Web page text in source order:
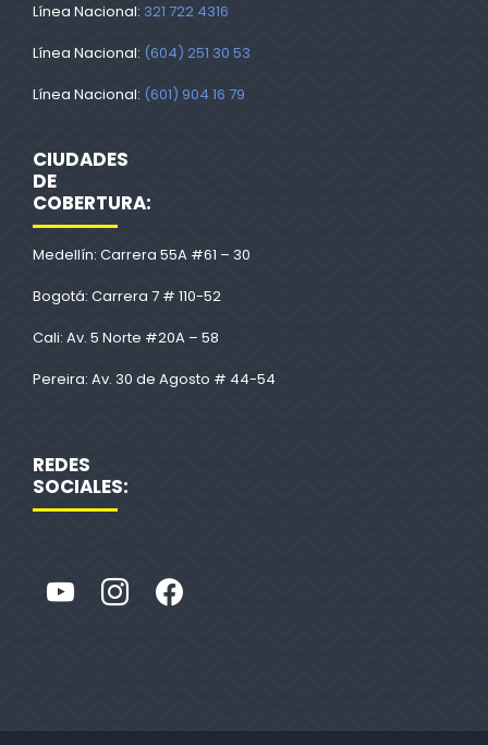
Línea Nacional: 321 722 4316
Línea Nacional: (604) 251 30 53
Línea Nacional: (601) 904 16 79
CIUDADES
DE
COBERTURA:
Medellín: Carrera 55A #61 – 30
Bogotá: Carrera 7 # 110-52
Cali: Av. 5 Norte #20A – 58
Pereira: Av. 30 de Agosto # 44-54
REDES
SOCIALES: